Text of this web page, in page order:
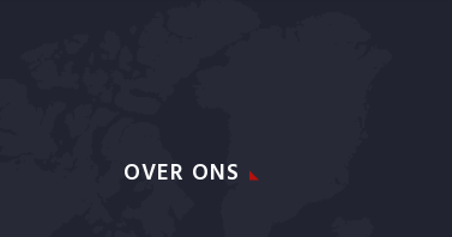
OVER ONS